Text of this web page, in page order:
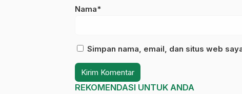
Nama*
Simpan nama, email, dan situs web
REKOMENDASI UNTUK ANDA